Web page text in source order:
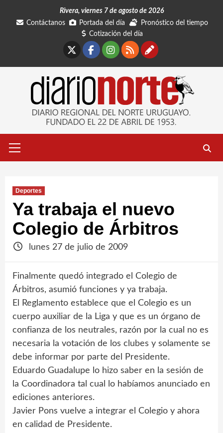
Rivera, viernes 7 de agosto de 2026
Contáctanos
Portada del día
Pronóstico del tiempo
Cotización del día
Facebook
Instagram
RSSContáctanos
primario
Deportes
Ya trabaja el nuevo
Colegio de Árbitros
lunes 27 de julio de 2009
Finalmente quedó integrado el Colegio de
Árbitros, asumió funciones y ya trabaja.
El Reglamento establece que el Colegio es un
cuerpo auxiliar de la Liga y que es un órgano de
confianza de los neutrales, razón por la cual no es
necesaria la votación de los clubes y solamente se
debe informar por parte del Presidente.
Eduardo Guadalupe lo hizo saber en la sesión de
la Coordinadora tal cual lo habíamos anunciado en
ediciones anteriores.
Javier Pons vuelve a integrar el Colegio y ahora
en calidad de Presidente.